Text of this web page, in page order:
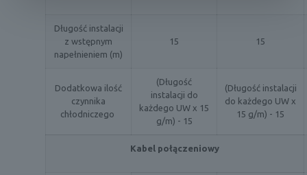
Długość instalacji
z wstępnym
napełnieniem (m)
15 15
Dodatkowa ilość
czynnika
chłodniczego
(Długość
instalacji do
każdego UW x 15
g/m) - 15
(Długość instalacji
do każdego UW x
15 g/m) - 15
Kabel połączeniowy